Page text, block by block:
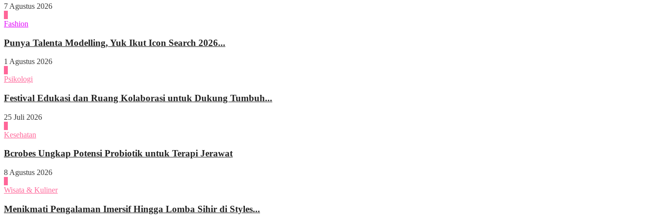
7 Agustus 2026
Fashion
Punya Talenta Modelling, Yuk Ikut Icon Search 2026...
1 Agustus 2026
Psikologi
Festival Edukasi dan Ruang Kolaborasi untuk Dukung Tumbuh...
25 Juli 2026
Kesehatan
Bcrobes Ungkap Potensi Probiotik untuk Terapi Jerawat
8 Agustus 2026
Wisata & Kuliner
Menikmati Pengalaman Imersif Hingga Lomba Sihir di Styles...